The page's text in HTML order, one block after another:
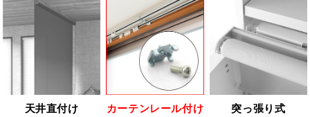
天井直付け カーテンレール付け 突っ張り式